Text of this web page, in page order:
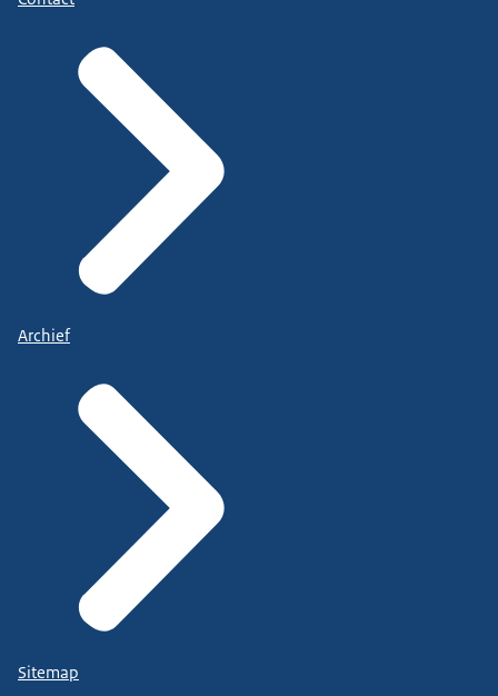
Archief
Sitemap